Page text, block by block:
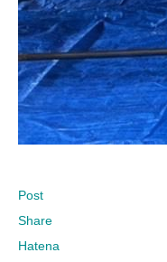
Post
Share
Hatena